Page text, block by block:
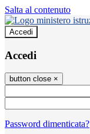
Salta al contenuto
Accedi
Accedi
button close ×
Password dimenticata?